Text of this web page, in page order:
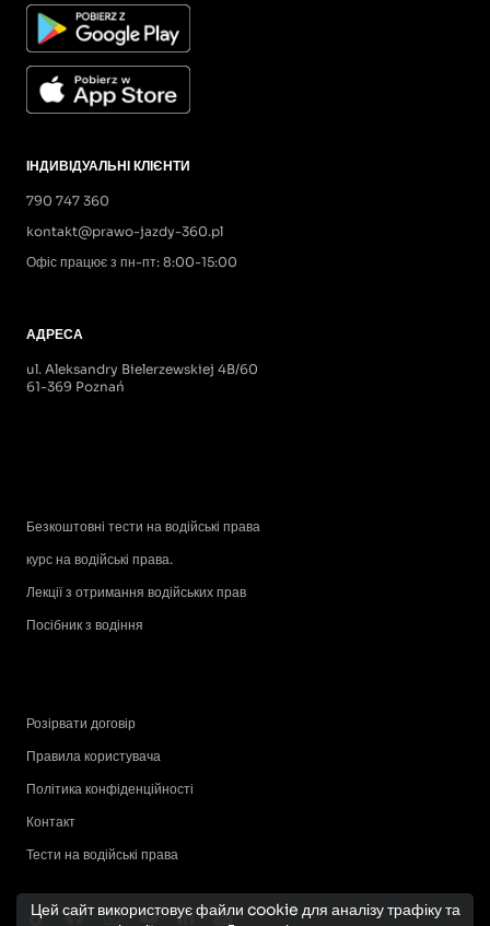
ІНДИВІДУАЛЬНІ КЛІЄНТИ
790 747 360
kontakt@prawo-jazdy-360.pl
Офіс працює з пн-пт: 8:00-15:00
АДРЕСА
ul. Aleksandry Bielerzewskiej 4B/60
61-369 Poznań
Безкоштовні тести на водійські права
курс на водійські права.
Лекції з отримання водійських прав
Посібник з водіння
Розірвати договір
Правила користувача
Політика конфіденційності
Контакт
Тести на водійські права
Цей сайт використовує файли cookie для аналізу трафіку та